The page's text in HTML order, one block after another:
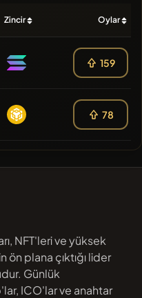
Zincir Oylar
159
78
NFT'leri ve yüksek
plana çıktığı lider
Günlük
ICO'lar ve anahtar